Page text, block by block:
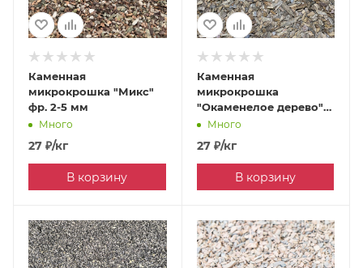
Каменная
микрокрошка "Микс"
фр. 2-5 мм
Много
27 ₽/кг
В корзину
Каменная
микрокрошка
"Окаменелое дерево"
фр. 2-5 мм
Много
27₽/кг
В корзину